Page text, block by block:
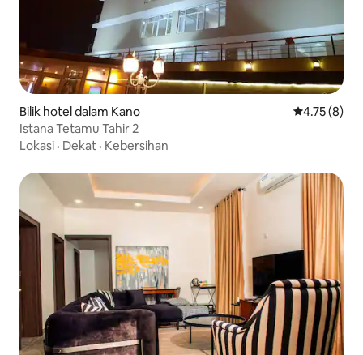
Bilik hotel dalam Kano Penarafan
4.75 (8)
Istana Tetamu Tahir 2
Lokasi · Dekat · Kebersihan